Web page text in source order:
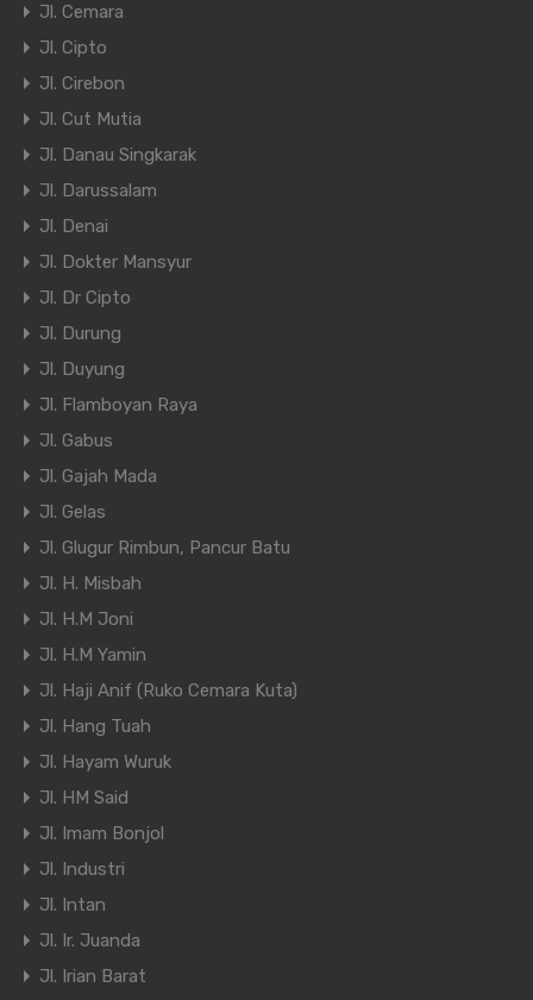
Jl. Cemara
Jl. Cipto
Jl. Cirebon
Jl. Cut Mutia
Jl. Danau Singkarak
Jl. Darussalam
Jl. Denai
Jl. Dokter Mansyur
Jl. Dr Cipto
Jl. Durung
Jl. Duyung
Jl. Flamboyan Raya
Jl. Gabus
Jl. Gajah Mada
Jl. Gelas
Jl. Glugur Rimbun, Pancur Batu
Jl. H. Misbah
Jl. H.M Joni
Jl. H.M Yamin
Jl. Haji Anif (Ruko Cemara Kuta)
Jl. Hang Tuah
Jl. Hayam Wuruk
Jl. HM Said
Jl. Imam Bonjol
Jl. Industri
Jl. Intan
Jl. Ir. Juanda
Jl. Irian Barat